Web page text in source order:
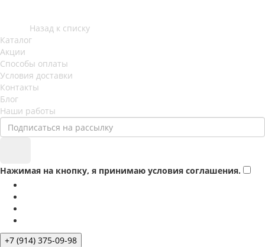
Назад к списку
Каталог
Акции
Способы оплаты
Условия доставки
Контакты
Блог
Наши работы
Нажимая на кнопку, я принимаю условия соглашения.
+7 (914) 375-09-98